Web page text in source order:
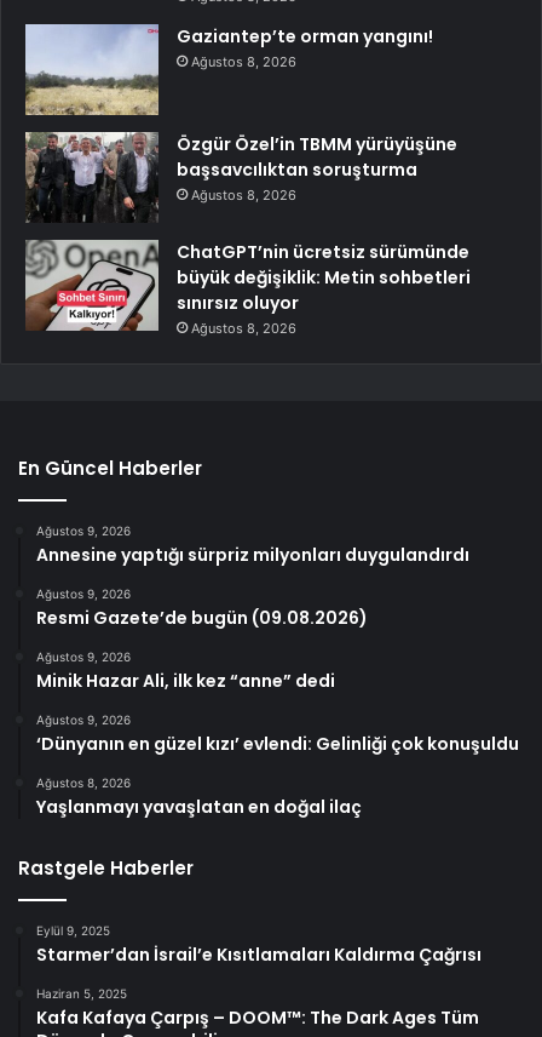
Gaziantep’te orman yangını!
Ağustos 8, 2026
Özgür Özel’in TBMM yürüyüşüne
başsavcılıktan soruşturma
Ağustos 8, 2026
ChatGPT’nin ücretsiz sürümünde
büyük değişiklik: Metin sohbetleri
sınırsız oluyor
Ağustos 8, 2026
En Güncel Haberler
Ağustos 9, 2026
Annesine yaptığı sürpriz milyonları duygulandırdı
Ağustos 9, 2026
Resmi Gazete’de bugün (09.08.2026)
Ağustos 9, 2026
Minik Hazar Ali, ilk kez “anne” dedi
Ağustos 9, 2026
‘Dünyanın en güzel kızı’ evlendi: Gelinliği çok konuşuldu
Ağustos 8, 2026
Yaşlanmayı yavaşlatan en doğal ilaç
Rastgele Haberler
Eylül 9, 2025
Starmer’dan İsrail’e Kısıtlamaları Kaldırma Çağrısı
Haziran 5, 2025
Kafa Kafaya Çarpış – DOOM™: The Dark Ages Tüm